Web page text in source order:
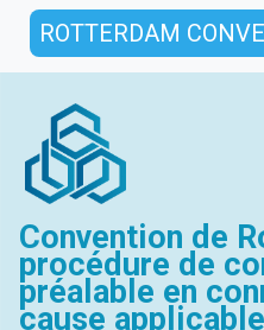
ROTTERDAM
Convention de
procédure de
préalable en
cause